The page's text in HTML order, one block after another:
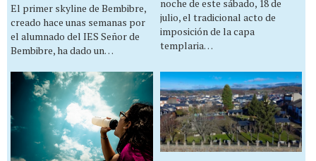
El primer skyline de Bembibre,
creado hace unas semanas por
el alumnado del IES Señor de
Bembibre, ha dado un…
noche de este sábado, 18 de
julio, el tradicional acto de
imposición de la capa
templaria…